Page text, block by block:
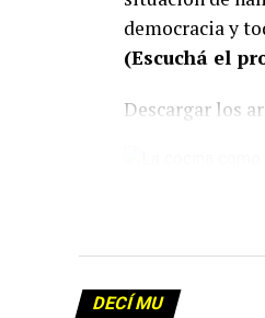
democracia y
(Escuchá el
Descargar los
Descargar el
DECÍ MU